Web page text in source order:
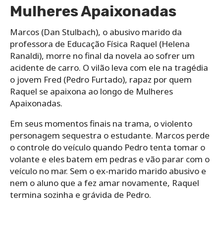
Mulheres Apaixonadas
Marcos (Dan Stulbach), o abusivo marido da
professora de Educação Física Raquel (Helena
Ranaldi), morre no final da novela ao sofrer um
acidente de carro. O vilão leva com ele na tragédia
o jovem Fred (Pedro Furtado), rapaz por quem
Raquel se apaixona ao longo de Mulheres
Apaixonadas.
Em seus momentos finais na trama, o violento
personagem sequestra o estudante. Marcos perde
o controle do veículo quando Pedro tenta tomar o
volante e eles batem em pedras e vão parar com o
veículo no mar. Sem o ex-marido marido abusivo e
nem o aluno que a fez amar novamente, Raquel
termina sozinha e grávida de Pedro.